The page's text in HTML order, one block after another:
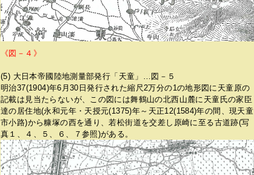
《図－４》
(5) 大日本帝國陸地測量部発行「天童」…図－５
明治37(1904)年6月30日発行された縮尺2万分の1の地形図に天童原の
記載は見当たらないが、この図には舞鶴山の北西山麓に天童氏の家臣
達の居住地(永和元年・天授元(1375)年～天正12(1584)年の間、現天童
市小路)から糠塚の西を通り、若松街道を交差し原崎に至る古道跡(写
真１、４、５、６、７参照)がある。